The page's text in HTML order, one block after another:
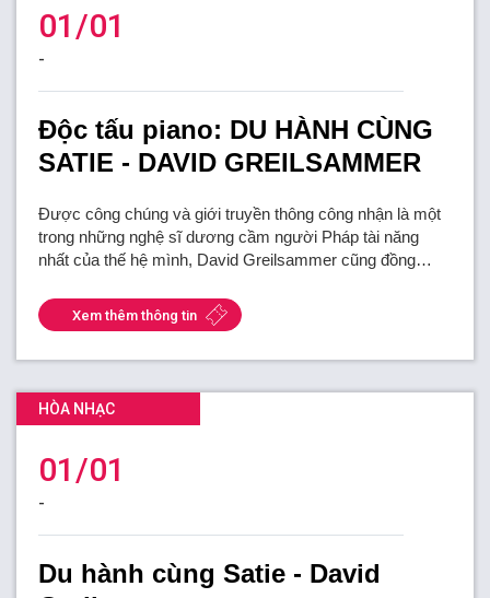
01/01
-
Độc tấu piano: DU HÀNH CÙNG
SATIE - DAVID GREILSAMMER
Được công chúng và giới truyền thông công nhận là một
trong những nghệ sĩ dương cầm người Pháp tài năng
nhất của thế hệ mình, David Greilsammer cũng đồng…
Xem thêm thông tin
HÒA NHẠC
01/01
-
Du hành cùng Satie - David